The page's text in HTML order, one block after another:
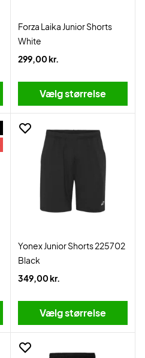
Forza Laika Junior Shorts
White
299,00 kr.
Vælg størrelse
Yonex Junior Shorts 225702
Black
349,00 kr.
Vælg størrelse